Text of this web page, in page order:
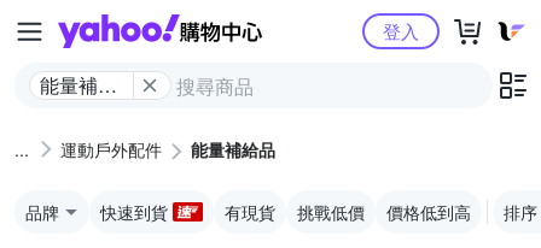
Yahoo購物中心
能量補給
登入
運動戶外配件 能量補給品
品牌 快速到貨 有現貨 挑戰低價 價格低到高 排序